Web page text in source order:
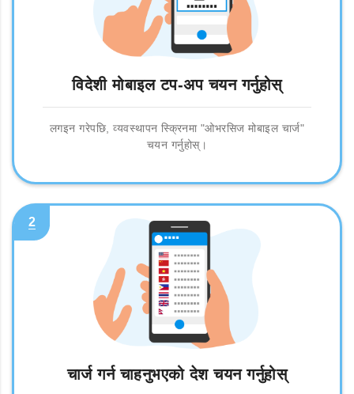
विदेशी मोबाइल टप-अप चयन गर्नुहोस्
लगइन गरेपछि, व्यवस्थापन स्क्रिनमा "ओभरसिज मोबाइल चार्ज"
चयन गर्नुहोस्।
2
चार्ज गर्न चाहनुभएको देश चयन गर्नुहोस्